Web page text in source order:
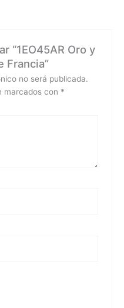
“1EO45AR Oro y
Francia”
no será publicada.
marcados con *